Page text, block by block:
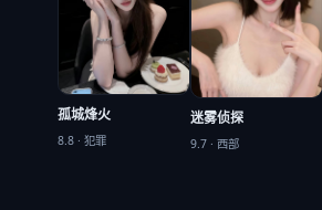
孤城烽火
8.8 · 犯罪
迷雾侦探
9.7 · 西部